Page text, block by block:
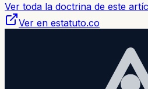
Ver toda la doctrina de este
Ver en estatuto.co